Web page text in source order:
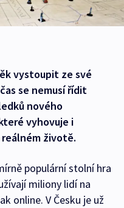
vystoupit ze své
se nemusí řídit
nového
vyhovuje i
reálném životě.
populární stolní hra
miliony lidí na
online. V Česku je už